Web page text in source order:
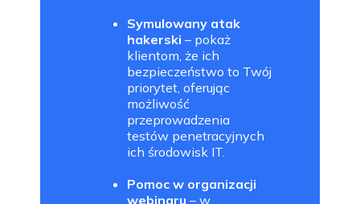
Symulowany atak
hakerski – pokaż
klientom, że ich
bezpieczeństwo to Twój
priorytet, oferując
możliwość
przeprowadzenia
testów penetracyjnych
ich środowisk IT.
Pomoc w organizacji
webinaru – w